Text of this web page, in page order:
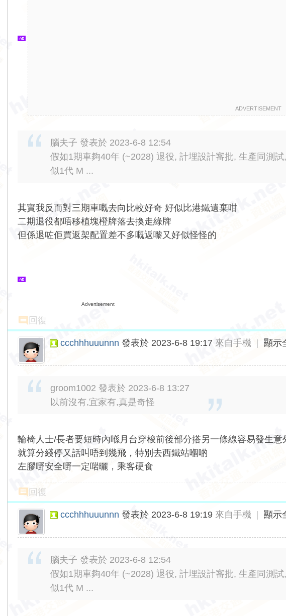
ADVERTISEMENT
腦夫子 發表於 2023-6-8 12:54
假如1期車夠40年 (~2028) 退役, 計埋設計審批, 生產同測
似1代 M ...
其實我反而對三期車嘅去向比較好奇 好似比港鐵遺棄咁
二期退役都唔移植塊橙牌落去換走綠牌
但係退咗佢買返架配置差不多嘅返嚟又好似怪怪的
Advertisement
回復
ccchhhuuunnn 發表於 2023-6-8 19:17 來自手機 顯示
groom1002 發表於 2023-6-8 13:27
以前沒有,宜家有,真是奇怪
輪椅人士/長者要短時內喺月台穿梭前後部分搭另一條線容易發生意
就算分綫停又話叫唔到幾飛，特別去西鐵站嗰啲
左膠嘢安全嘢一定啱曬，乘客硬食
回復
ccchhhuuunnn 發表於 2023-6-8 19:19 來自手機 顯示
腦夫子 發表於 2023-6-8 12:54
假如1期車夠40年 (~2028) 退役, 計埋設計審批, 生產同測
似1代 M ...